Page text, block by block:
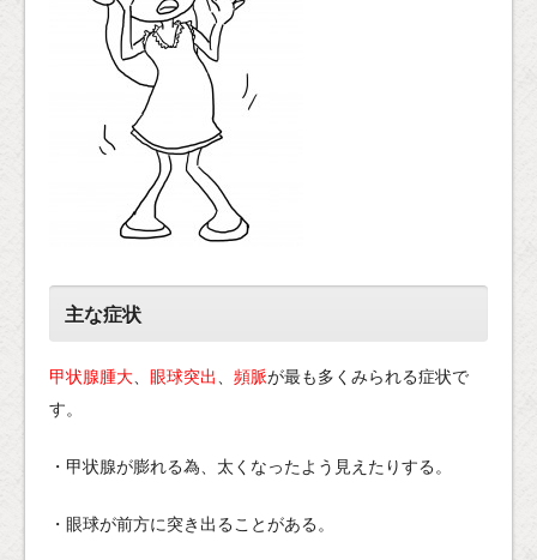
主な症状
甲状腺腫大 眼球突出 頻脈が最も多くみられる症状で
す。
・甲状腺が膨れる為、太くなったよう見えたりする。
・眼球が前方に突き出ることがある。